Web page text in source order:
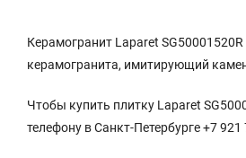
Керамогранит Laparet
керамогранита, имитирующий
Чтобы купить плитку Laparet
телефону в Санкт-Петербурге +7